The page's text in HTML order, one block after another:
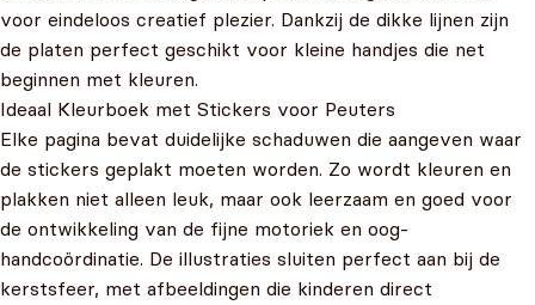
voor eindeloos creatief plezier. Dankzij de dikke lijnen zijn
de platen perfect geschikt voor kleine handjes die net
beginnen met kleuren.
Ideaal Kleurboek met Stickers voor Peuters
Elke pagina bevat duidelijke schaduwen die aangeven waar
de stickers geplakt moeten worden. Zo wordt kleuren en
plakken niet alleen leuk, maar ook leerzaam en goed voor
de ontwikkeling van de fijne motoriek en oog-
handcoördinatie. De illustraties sluiten perfect aan bij de
kerstsfeer, met afbeeldingen die kinderen direct